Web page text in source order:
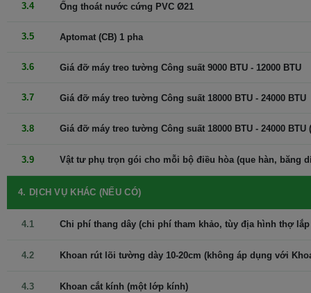
Tiết kiệm năng lượng: Sau khi đạt được nhiệt độ cài đặt, máy
điều hòa không khí inverter sẽ hạ công suất để duy trì nhiệt
Thoải mái: Máy điều hòa không khí inverter điều chỉnh công
phòng và nhiệt độ cài đặt, mang lại sự thoải mái cao hơn so
Hoạt động mạnh mẽ: Máy điều hòa không khí inverter vận
3.4 Ống thoát nước cứng PVC Ø21
3.5 Aptomat (CB) 1 pha
3.6 Giá đỡ máy treo tường Công suất 9000 BTU - 12000 BTU
3.7 Giá đỡ máy treo tường Công suất 18000 BTU - 24000 BTU
3.8 Giá đỡ máy treo tường Công suất 18000 BTU - 24000 BTU
3.9 Vật tư phụ trọn gói cho mỗi bộ điều hòa (que hàn, băng
4. DỊCH VỤ KHÁC (NẾU CÓ)
4.1 Chi phí thang dây (chi phí tham khảo, tùy địa hình thợ
4.2 Khoan rút lõi tường dày 10-20cm (không áp dụng với
4.3 Khoan cắt kính (một lớp kính)